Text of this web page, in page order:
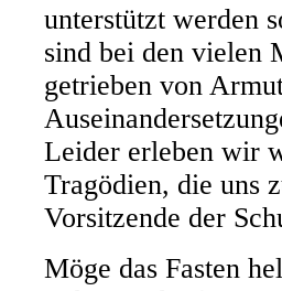
unterstützt werden
sind bei den vielen
getrieben von
Leider erleben wir
Tragödien, die uns
Vorsitzende der
Möge das Fasten